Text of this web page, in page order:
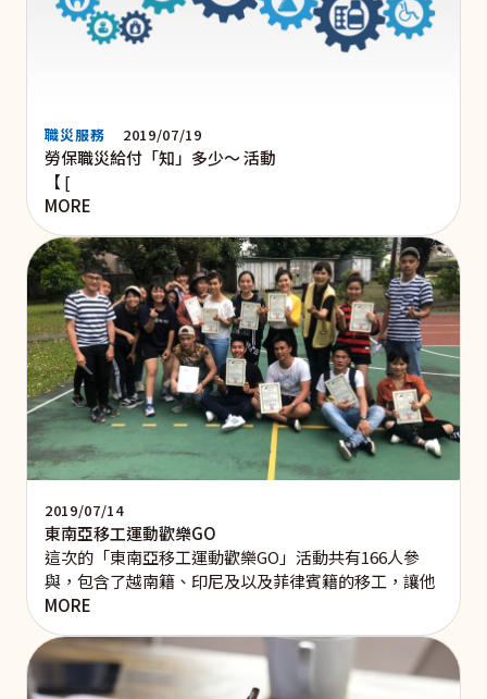
職災服務 2019/07/19
勞保職災給付「知」多少～ 活動
【 [
MORE
2019/07/14
東南亞移工運動歡樂GO
這次的「東南亞移工運動歡樂GO」活動共有166人參
與，包含了越南籍、印尼及以及菲律賓籍的移工，讓他
MORE